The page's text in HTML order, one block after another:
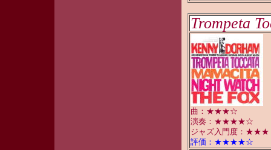
Trompeta
曲：★★★☆
演奏：★★★★☆
ジャズ入門度：★★★
評価：★★★★☆